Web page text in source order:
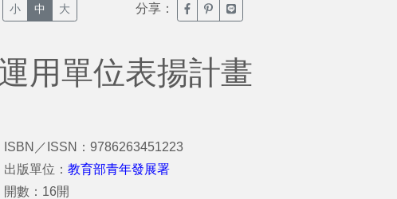
小 中 大 分享： 臉書分享(另開新視窗)
噗浪分享(另開新視窗)
Line分享(另開新視窗)
用單位表揚計畫
ISBN／ISSN：9786263451223
出版單位：教育部青年發展署
開數：16開